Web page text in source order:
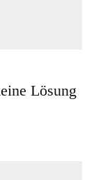
Lösung